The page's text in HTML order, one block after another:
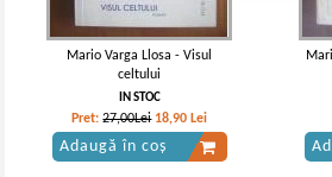
Mario Varga Llosa - Visul
celtului
IN STOC
Pret:27,00Lei 18,90 Lei
Adaugă în coș